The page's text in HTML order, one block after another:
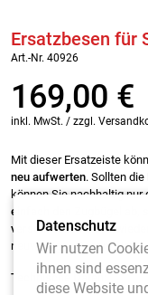
Ersatzbesen für
Art.-Nr. 40926
169,00 €
inkl. MwSt. / zzgl.
Mit dieser Ersatzeiste
neu aufwerten. Sollten
können Sie nachhaltig
einfach den Zugbügel ab,
verschrauben diese wieder
neuwertigen Besen.
Technische Daten:
Datenschutz
Wir nutzen
ihnen sind
diese Website